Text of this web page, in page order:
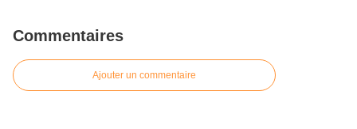
Commentaires
Ajouter un commentaire